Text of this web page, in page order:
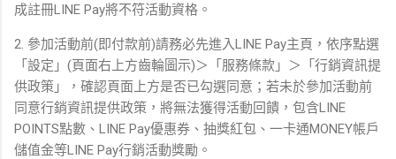
成註冊LINE Pay將不符活動資格。
2. 參加活動前(即付款前)請務必先進入LINE Pay主頁，依序點選
「設定」(頁面右上方齒輪圖示)＞「服務條款」＞「行銷資訊提
供政策」，確認頁面上方是否已勾選同意；若未於參加活動前
同意行銷資訊提供政策，將無法獲得活動回饋，包含LINE
POINTS點數、LINE Pay優惠券、抽獎紅包、一卡通MONEY帳戶
儲值金等LINE Pay行銷活動獎勵。